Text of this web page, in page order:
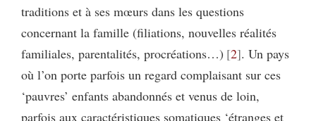
traditions et à ses mœurs dans les questions
concernant la famille (filiations, nouvelles réalités
familiales, parentalités, procréations…) 2 . Un pays
où l’on porte parfois un regard complaisant sur ces
‘pauvres’ enfants abandonnés et venus de loin,
parfois aux caractéristiques somatiques ‘étranges et